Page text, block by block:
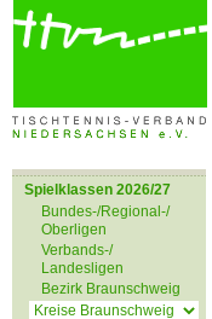
Spielklassen 2026/27
Bundes-/Regional-/
Oberligen
Verbands-/
Landesligen
Bezirk Braunschweig